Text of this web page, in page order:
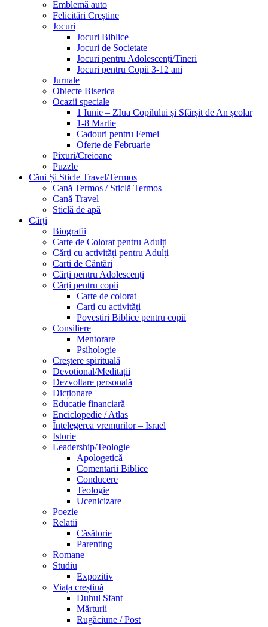
Emblemă auto
Felicitări Creștine
Jocuri
Jocuri Biblice
Jocuri de Societate
Jocuri pentru Adolescenți/Tineri
Jocuri pentru Copii 3-12 ani
Jurnale
Obiecte Biserica
Ocazii speciale
1 Iunie – ZIua Copilului și Sfărșit de An școlar
1-8 Martie
Cadouri pentru Femei
Oferte de Februarie
Pixuri/Creioane
Puzzle
Căni Și Sticle Travel/Termos
Cană Termos / Sticlă Termos
Cană Travel
Sticlă de apă
Cărți
Biografii
Carte de Colorat pentru Adulți
Cărți cu activități pentru Adulți
Carti de Cântări
Cărți pentru Adolescenți
Cărți pentru copii
Carte de colorat
Carți cu activități
Povestiri Biblice pentru copii
Consiliere
Mentorare
Psihologie
Creștere spirituală
Devotional/Meditații
Dezvoltare personală
Dicționare
Educație financiară
Enciclopedie / Atlas
Întelegerea vremurilor – Israel
Istorie
Leadership/Teologie
Apologetică
Comentarii Biblice
Conducere
Teologie
Ucenicizare
Poezie
Relatii
Căsătorie
Parenting
Romane
Studiu
Expozitiv
Viața creștină
Duhul Sfant
Mărturii
Rugăciune / Post